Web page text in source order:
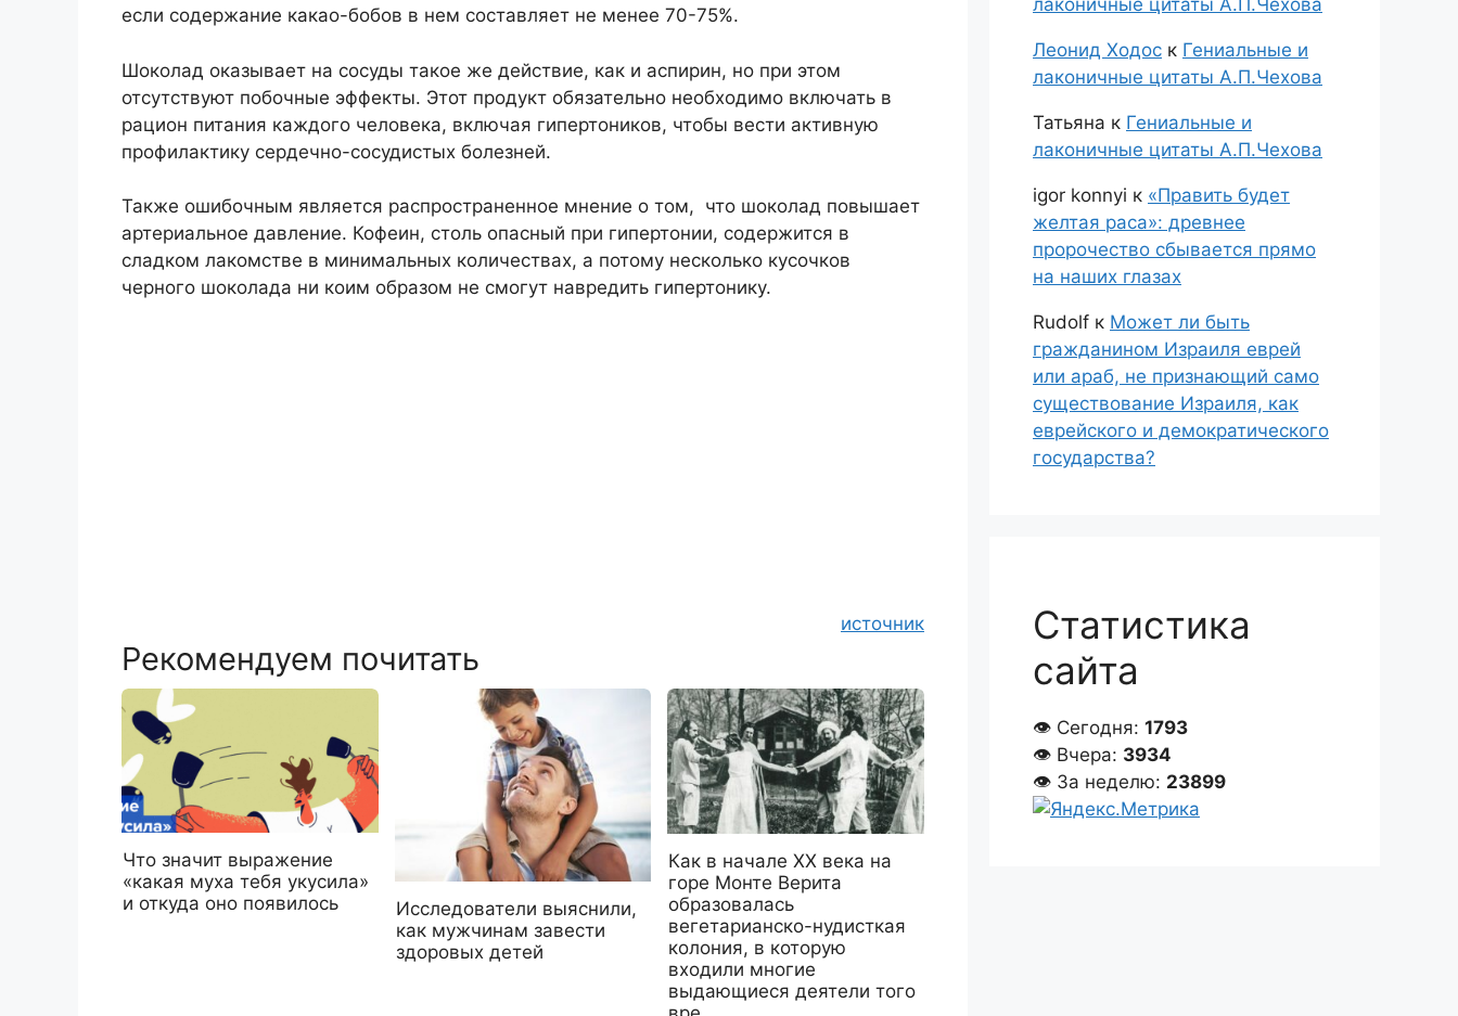
если содержание какао-бобов в нем составляет не менее 70-75%.
Шоколад оказывает на сосуды такое же действие, как и аспирин, но при этом
отсутствуют побочные эффекты. Этот продукт обязательно необходимо включать в
рацион питания каждого человека, включая гипертоников, чтобы вести активную
профилактику сердечно-сосудистых болезней.
Также ошибочным является распространенное мнение о том, что шоколад повышает
артериальное давление. Кофеин, столь опасный при гипертонии, содержится в
сладком лакомстве в минимальных количествах, а потому несколько кусочков
черного шоколада ни коим образом не смогут навредить гипертонику.
источник
Рекомендуем почитать
Что значит выражение
«какая муха тебя укусила»
и откуда оно появилось
Исследователи выяснили,
как мужчинам завести
здоровых детей
Как в начале XX века на
горе Монте Верита
образовалась
вегетарианско-нудисткая
колония, в которую
входили многие
выдающиеся деятели того
лаконичные цитаты А.П.Чехова
Леонид Ходос к Гениальные и
лаконичные цитаты А.П.Чехова
Татьяна к Гениальные и
лаконичные цитаты А.П.Чехова
igor konnyi к «Править будет
желтая раса»: древнее
пророчество сбывается прямо
на наших глазах
Rudolf к Может ли быть
гражданином Израиля еврей
или араб, не признающий само
существование Израиля, как
еврейского и демократического
государства?
Статистика
сайта
👁 Сегодня: 1793
👁 Вчера: 3934
👁 За неделю: 23899